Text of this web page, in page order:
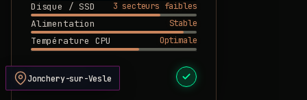
Disque / SSD
3 secteurs faibles
Alimentation
Stable
Température CPU
Optimale
DEVIS PRÊT
Jonchery-sur-Vesle